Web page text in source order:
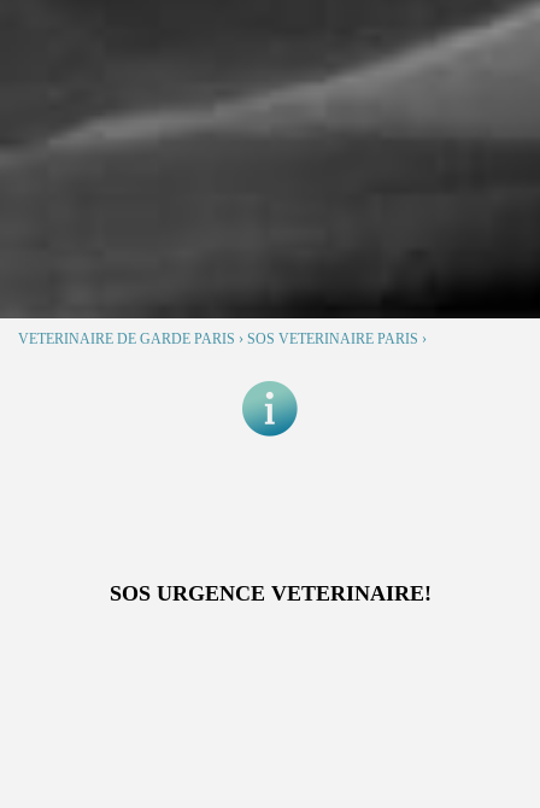
VETERINAIRE DE GARDE PARIS › SOS VETERINAIRE PARIS ›
SOS URGENCE VETERINAIRE!